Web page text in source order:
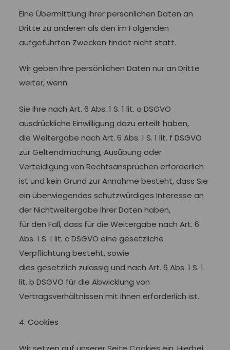
Eine Übermittlung Ihrer persönlichen Daten an
Dritte zu anderen als den im Folgenden
aufgeführten Zwecken findet nicht statt.
Wir geben Ihre persönlichen Daten nur an Dritte
weiter, wenn:
Sie Ihre nach Art. 6 Abs. 1 S. 1 lit. a DSGVO
ausdrückliche Einwilligung dazu erteilt haben,
die Weitergabe nach Art. 6 Abs. 1 S. 1 lit. f DSGVO
zur Geltendmachung, Ausübung oder
Verteidigung von Rechtsansprüchen erforderlich
ist und kein Grund zur Annahme besteht, dass Sie
ein überwiegendes schutzwürdiges Interesse an
der Nichtweitergabe Ihrer Daten haben,
für den Fall, dass für die Weitergabe nach Art. 6
Abs. 1 S. 1 lit. c DSGVO eine gesetzliche
Verpflichtung besteht, sowie
dies gesetzlich zulässig und nach Art. 6 Abs. 1 S. 1
lit. b DSGVO für die Abwicklung von
Vertragsverhältnissen mit Ihnen erforderlich ist.
4. Cookies